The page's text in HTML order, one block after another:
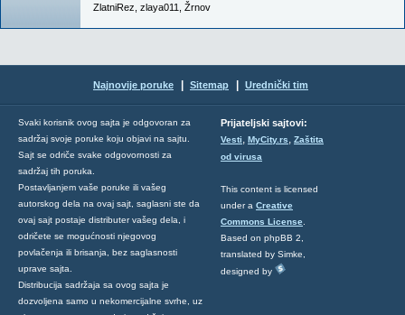
ZlatniRez zlaya011 Žrnov
Najnovije poruke Sitemap Urednički tim
Svaki korisnik ovog sajta je odgovoran za
sadržaj svoje poruke koju objavi na sajtu.
Sajt se odriče svake odgovornosti za
sadržaj tih poruka.
Postavljanjem vaše poruke ili vašeg
autorskog dela na ovaj sajt, saglasni ste da
ovaj sajt postaje distributer vašeg dela, i
odričete se mogućnosti njegovog
povlačenja ili brisanja, bez saglasnosti
uprave sajta.
Distribucija sadržaja sa ovog sajta je
dozvoljena samo u nekomercijalne svrhe, uz
Prijateljski sajtovi:
Vesti, MyCity.rs, Zaštita
od virusa
This content is licensed
under a Creative
Commons License
Based on phpBB 2,
translated by Simke,
designed by